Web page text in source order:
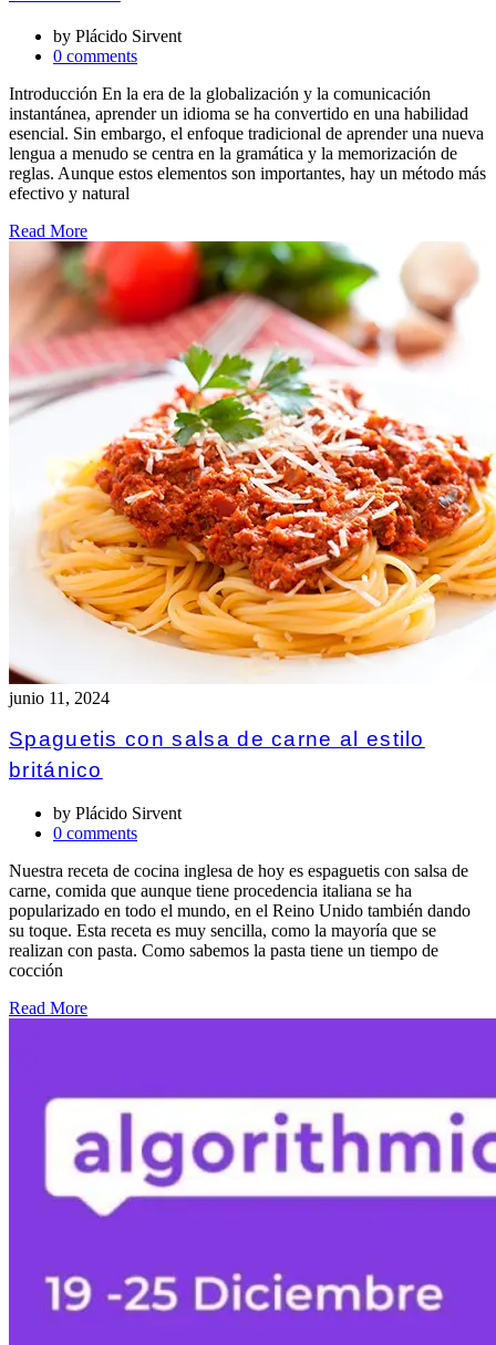
by Plácido Sirvent
0 comments
Introducción En la era de la globalización y la comunicación
instantánea, aprender un idioma se ha convertido en una habilidad
esencial. Sin embargo, el enfoque tradicional de aprender una nueva
lengua a menudo se centra en la gramática y la memorización de
reglas. Aunque estos elementos son importantes, hay un método más
efectivo y natural
Read More
junio 11, 2024
Spaguetis con salsa de carne al estilo
británico
by Plácido Sirvent
0 comments
Nuestra receta de cocina inglesa de hoy es espaguetis con salsa de
carne, comida que aunque tiene procedencia italiana se ha
popularizado en todo el mundo, en el Reino Unido también dando
su toque. Esta receta es muy sencilla, como la mayoría que se
realizan con pasta. Como sabemos la pasta tiene un tiempo de
cocción
Read More